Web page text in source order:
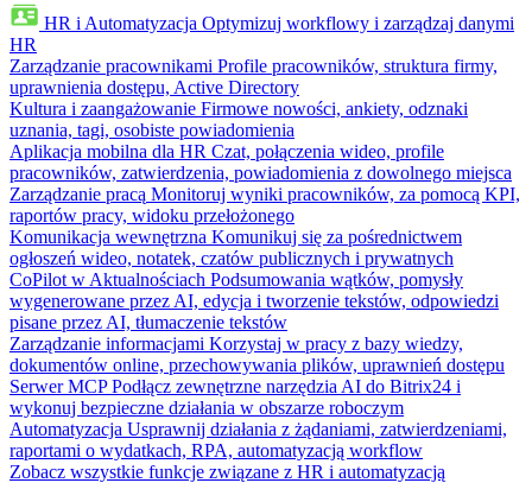
HR i Automatyzacja Optymizuj workflowy i zarządzaj danymi
HR
Zarządzanie pracownikami Profile pracowników, struktura firmy,
uprawnienia dostępu, Active Directory
Kultura i zaangażowanie Firmowe nowości, ankiety, odznaki
uznania, tagi, osobiste powiadomienia
Aplikacja mobilna dla HR Czat, połączenia wideo, profile
pracowników, zatwierdzenia, powiadomienia z dowolnego miejsca
Zarządzanie pracą Monitoruj wyniki pracowników, za pomocą KPI,
raportów pracy, widoku przełożonego
Komunikacja wewnętrzna Komunikuj się za pośrednictwem
ogłoszeń wideo, notatek, czatów publicznych i prywatnych
CoPilot w Aktualnościach Podsumowania wątków, pomysły
wygenerowane przez AI, edycja i tworzenie tekstów, odpowiedzi
pisane przez AI, tłumaczenie tekstów
Zarządzanie informacjami Korzystaj w pracy z bazy wiedzy,
dokumentów online, przechowywania plików, uprawnień dostępu
Serwer MCP Podłącz zewnętrzne narzędzia AI do Bitrix24 i
wykonuj bezpieczne działania w obszarze roboczym
Automatyzacja Usprawnij działania z żądaniami, zatwierdzeniami,
raportami o wydatkach, RPA, automatyzacją workflow
Zobacz wszystkie funkcje związane z HR i automatyzacją